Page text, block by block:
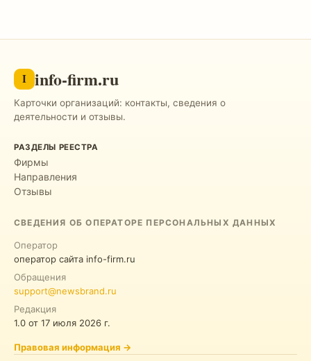
I info-firm.ru
Карточки организаций: контакты, сведения о
деятельности и отзывы.
РАЗДЕЛЫ РЕЕСТРА
Фирмы
Направления
Отзывы
СВЕДЕНИЯ ОБ ОПЕРАТОРЕ ПЕРСОНАЛЬНЫХ ДАННЫХ
Оператор
оператор сайта info-firm.ru
Обращения
support@newsbrand.ru
Редакция
1.0 от 17 июля 2026 г.
Правовая информация →